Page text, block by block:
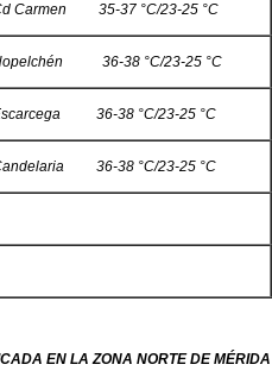
Carmen 35-37 °C/23-25 °C
36-38 °C/23-25 °C
36-38 °C/23-25 °C
36-38 °C/23-25 °C
EN LA ZONA NORTE DE